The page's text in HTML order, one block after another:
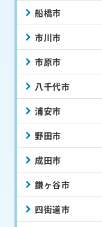
船橋市
市川市
市原市
八千代市
浦安市
野田市
成田市
鎌ヶ谷市
四街道市